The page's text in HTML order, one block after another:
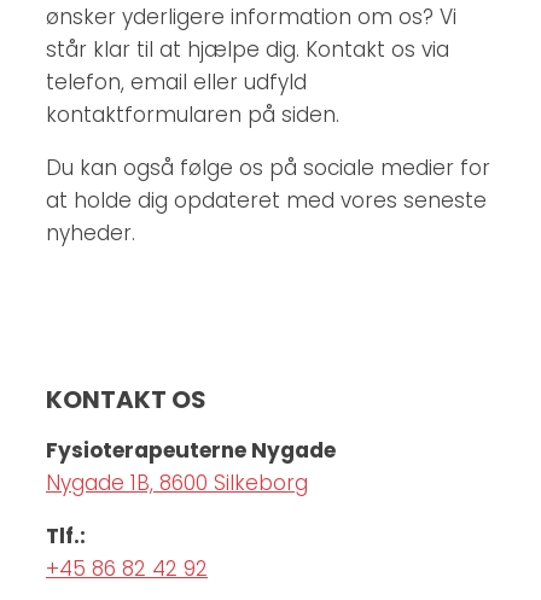
ønsker yderligere information om os? Vi
står klar til at hjælpe dig. Kontakt os via
telefon, email eller udfyld
kontaktformularen på siden.
Du kan også følge os på sociale medier for
at holde dig opdateret med vores seneste
nyheder.
KONTAKT OS
Fysioterapeuterne Nygade
Nygade 1B, 8600 Silkeborg
Tlf.:
+45 86 82 42 92